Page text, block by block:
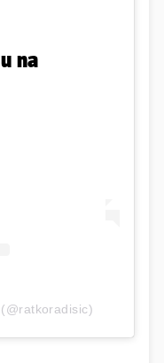
na